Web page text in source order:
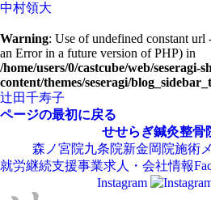
中村領大
Warning: Use of undefined constant
an Error in a future version of PHP) in
/home/users/0/castcube/web/seseragi-
content/themes/seseragi/
辻田千寿子
ページの最初に戻る
せせらぎ鍼灸整骨
森ノ宮院九条院新金岡院施術
就労継続支援事業求人・会社情報
Instagram